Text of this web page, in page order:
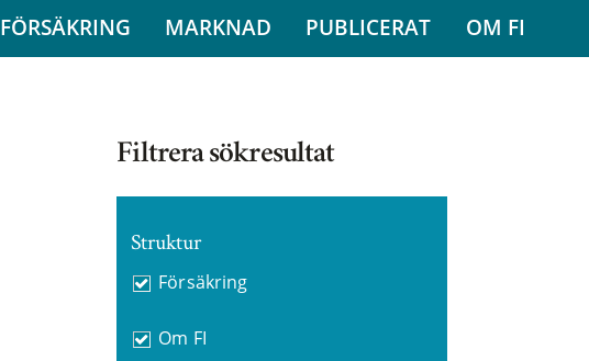
FÖRSÄKRING MARKNAD PUBLICERAT OM FI
Filtrera sökresultat
Struktur
Försäkring
Om FI